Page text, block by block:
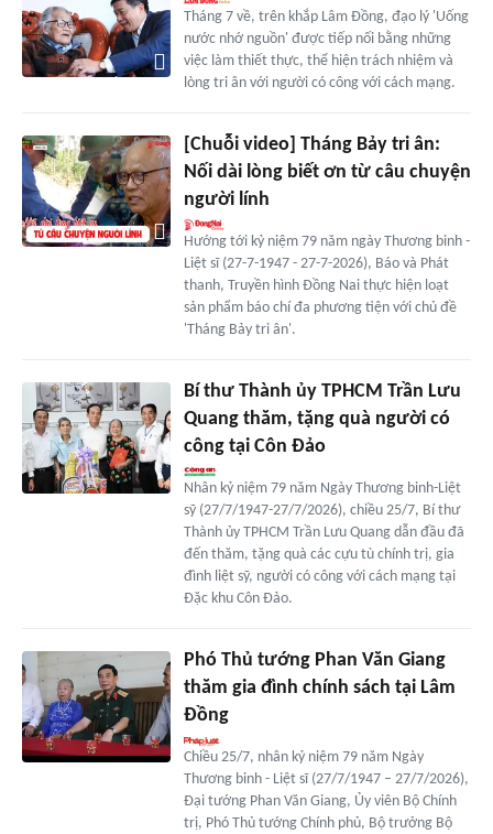
Tháng 7 về, trên khắp Lâm Đồng, đạo lý 'Uống
nước nhớ nguồn' được tiếp nối bằng những
việc làm thiết thực, thể hiện trách nhiệm và
lòng tri ân với người có công với cách mạng.
[Chuỗi video] Tháng Bảy tri ân:
Nối dài lòng biết ơn từ câu chuyện
người lính
Hướng tới kỷ niệm 79 năm ngày Thương binh -
Liệt sĩ (27-7-1947 - 27-7-2026), Báo và Phát
thanh, Truyền hình Đồng Nai thực hiện loạt
sản phẩm báo chí đa phương tiện với chủ đề
'Tháng Bảy tri ân'.
Bí thư Thành ủy TPHCM Trần Lưu
Quang thăm, tặng quà người có
công tại Côn Đảo
Nhân kỷ niệm 79 năm Ngày Thương binh-Liệt
sỹ (27/7/1947-27/7/2026), chiều 25/7, Bí thư
Thành ủy TPHCM Trần Lưu Quang dẫn đầu đã
đến thăm, tặng quà các cựu tù chính trị, gia
đình liệt sỹ, người có công với cách mạng tại
Đặc khu Côn Đảo.
Phó Thủ tướng Phan Văn Giang
thăm gia đình chính sách tại Lâm
Đồng
Chiều 25/7, nhân kỷ niệm 79 năm Ngày
Thương binh - Liệt sĩ (27/7/1947 – 27/7/2026),
Đại tướng Phan Văn Giang, Ủy viên Bộ Chính
trị, Phó Thủ tướng Chính phủ, Bộ trưởng Bộ